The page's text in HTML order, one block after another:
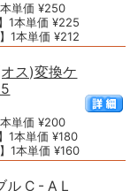
本単価 ¥250
1本単価 ¥225
1本単価 ¥212
ス)変換ケ
本単価 ¥200
1本単価 ¥180
1本単価 ¥160
ル C - A L